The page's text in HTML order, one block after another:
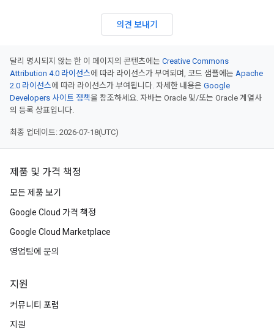
의견 보내기
달리 명시되지 않는 한 이 페이지의 콘텐츠에는 Creative Commons
Attribution 4.0 라이선스에 따라 라이선스가 부여되며, 코드 샘플에는 Apache
2.0 라이선스에 따라 라이선스가 부여됩니다. 자세한 내용은 Google
Developers 사이트 정책을 참조하세요. 자바는 Oracle 및/또는 Oracle 계열사
의 등록 상표입니다.
최종 업데이트: 2026-07-18(UTC)
제품 및 가격 책정
모든 제품 보기
Google Cloud 가격 책정
Google Cloud Marketplace
영업팀에 문의
지원
커뮤니티 포럼
지원